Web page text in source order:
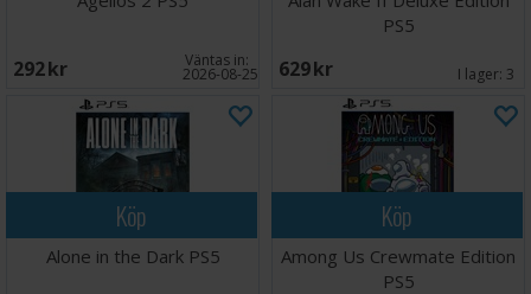
292 SEK Väntas in:
2026-08-25
PS5
629 SEK I lager: 3
Köp
Alone in the Dark PS5
Köp
Among Us Crewmate Edition
PS5